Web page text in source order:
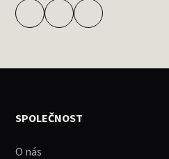
SPOLEČNOST
O nás